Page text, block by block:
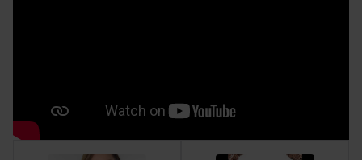
tarvitsemia vesimolekyylejä.